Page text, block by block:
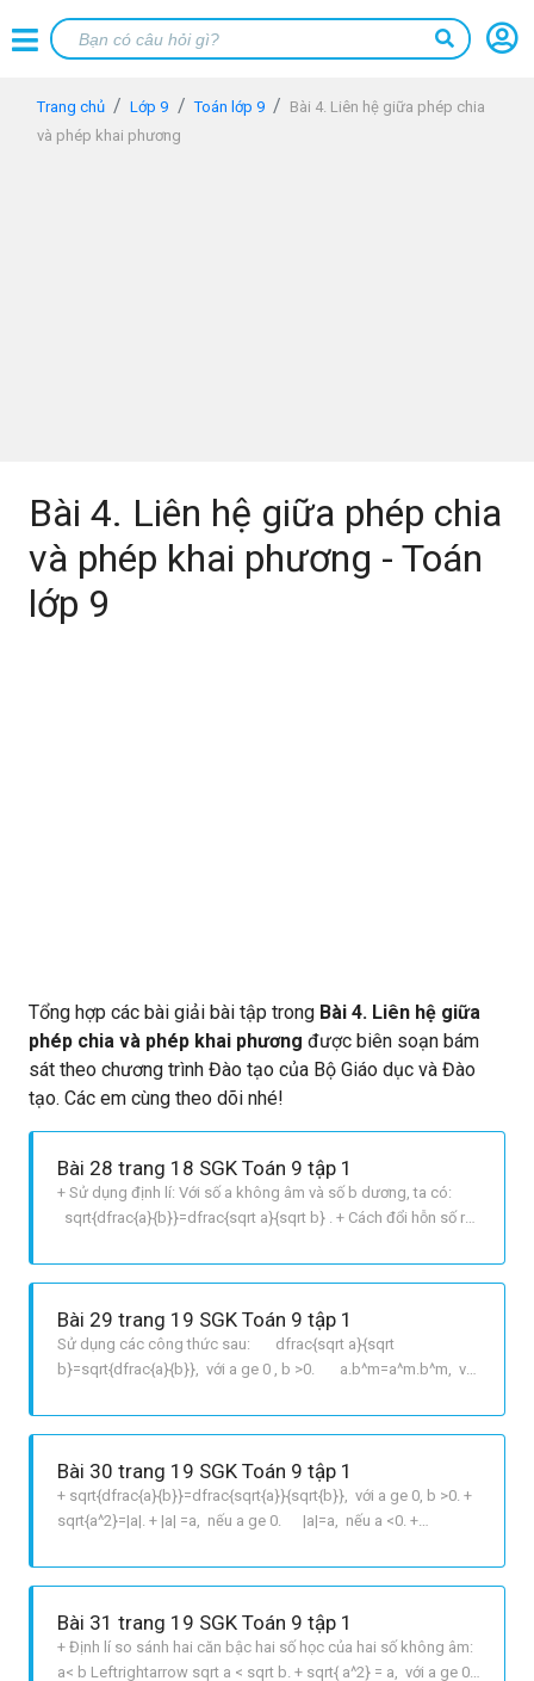
Trang chủ Lớp 9 Toán lớp 9
Bài 4. Liên hệ giữa phép chia
và phép khai phương
Bài 4. Liên hệ giữa phép chia
và phép khai phương - Toán
lớp 9
Tổng hợp các bài giải bài tập trong Bài 4. Liên hệ giữa
phép chia và phép khai phương được biên soạn bám
sát theo chương trình Đào tạo của Bộ Giáo dục và Đào
tạo. Các em cùng theo dõi nhé!
Bài 28 trang 18 SGK Toán 9 tập 1
+ Sử dụng định lí: Với số a không âm và số b dương, ta có:
sqrt{dfrac{a}{b}}=dfrac{sqrt a}{sqrt b} . + Cách đổi hỗn số ra
GIẢI CHI TIẾT A Ta có: sqrt{dfrac{289}{225}}=dfrac{sqrt{289}}
Bài 29 trang 19 SGK Toán 9 tập 1
Sử dụng các công thức sau: dfrac{sqrt a}{sqrt
b}=sqrt{dfrac{a}{b}}, với a ge 0 , b >0. a.b^m=a^m.b^m, với
{sqrt{18}}=sqrt{dfrac{2}{18}}=sqrt{dfrac{2.1}
Bài 30 trang 19 SGK Toán 9 tập 1
+ sqrt{dfrac{a}{b}}=dfrac{sqrt{a}}{sqrt{b}}, với a ge 0, b >0. +
sqrt{a^2}=|a|. + |a| =a, nếu a ge 0. |a|=a, nếu a <0. +
A Ta có: dfrac{y}{x}.sqrt{dfrac{x^{2}}{y^{4}}}=dfrac{y}
Bài 31 trang 19 SGK Toán 9 tập 1
+ Định lí so sánh hai căn bậc hai số học của hai số không âm:
a< b Leftrightarrow sqrt a < sqrt b. + sqrt{ a^2} = a, với a ge 0.